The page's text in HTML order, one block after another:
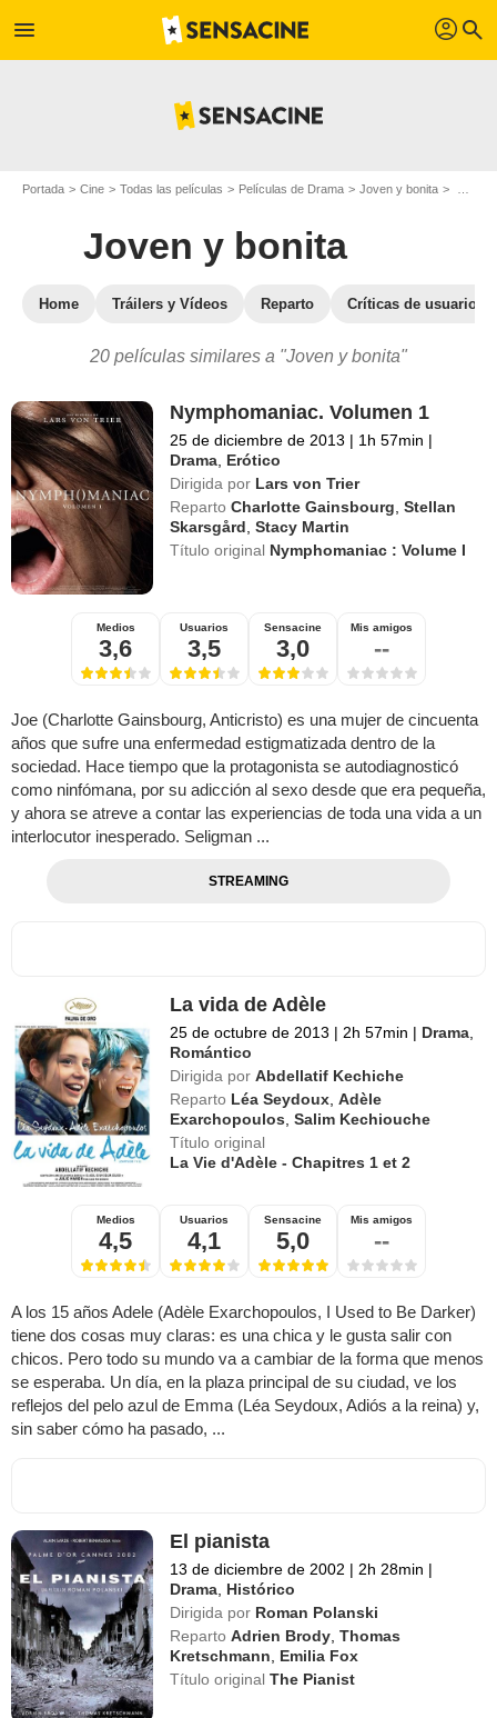
menu profil search
Portada Cine Todas las películas Películas de Drama Joven y bonita
Joven y bonita
Home Tráilers y Vídeos Reparto Críticas de usuarios
20 películas similares a "Joven y bonita"
Nymphomaniac. Volumen 1
25 de diciembre de 2013 | 1h 57min |
Drama Erótico
Dirigida por Lars von Trier
Reparto Charlotte Gainsbourg ,Stellan
Skarsgård ,Stacy Martin
Título original Nymphomaniac : Volume I
Medios
3,6
Usuarios
3,5
Sensacine
3,0
Mis amigos
--
Joe (Charlotte Gainsbourg, Anticristo) es una mujer de cincuenta
años que sufre una enfermedad estigmatizada dentro de la
sociedad. Hace tiempo que la protagonista se autodiagnosticó
como ninfómana, por su adicción al sexo desde que era pequeña,
y ahora se atreve a contar las experiencias de toda una vida a un
interlocutor inesperado. Seligman ...
STREAMING
La vida de Adèle
25 de octubre de 2013 | 2h 57min | Drama
Romántico
Dirigida por Abdellatif Kechiche
Reparto Léa Seydoux ,Adèle
Exarchopoulos ,Salim Kechiouche
Título original
La Vie d'Adèle - Chapitres 1 et 2
Medios
4,5
Usuarios
4,1
Sensacine
5,0
Mis amigos
--
A los 15 años Adele (Adèle Exarchopoulos, I Used to Be Darker)
tiene dos cosas muy claras: es una chica y le gusta salir con
chicos. Pero todo su mundo va a cambiar de la forma que menos
se esperaba. Un día, en la plaza principal de su ciudad, ve los
reflejos del pelo azul de Emma (Léa Seydoux, Adiós a la reina) y,
sin saber cómo ha pasado, ...
El pianista
13 de diciembre de 2002 | 2h 28min |
Drama Histórico
Dirigida por Roman Polanski
Reparto Adrien Brody ,Thomas
Kretschmann
Emilia Fox
Título originalThe Pianist